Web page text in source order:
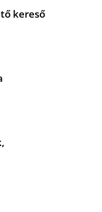
kereső